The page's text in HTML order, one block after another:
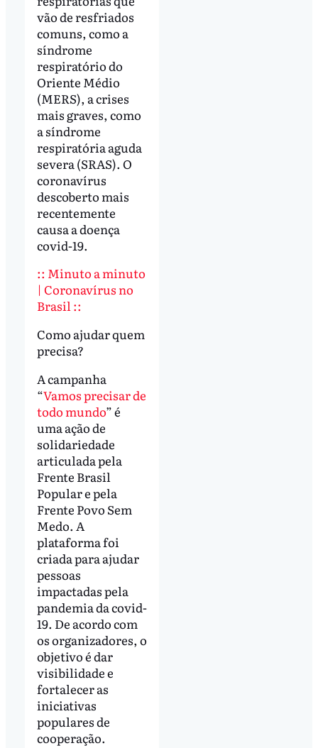
vão de resfriados
comuns, como a
síndrome
respiratório do
Oriente Médio
(MERS), a crises
mais graves, como
a síndrome
respiratória aguda
severa (SRAS). O
coronavírus
descoberto mais
recentemente
causa a doença
covid-19.
:: Minuto a minuto
| Coronavírus no
Brasil ::
Como ajudar quem
precisa?
A campanha
“Vamos precisar de
todo mundo” é
uma ação de
solidariedade
articulada pela
Frente Brasil
Popular e pela
Frente Povo Sem
Medo. A
plataforma foi
criada para ajudar
pessoas
impactadas pela
pandemia da covid-
19. De acordo com
os organizadores, o
objetivo é dar
visibilidade e
fortalecer as
iniciativas
populares de
cooperação.